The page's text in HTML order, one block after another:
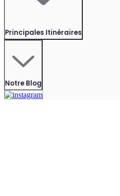
Principales Itinéraires
Notre Blog